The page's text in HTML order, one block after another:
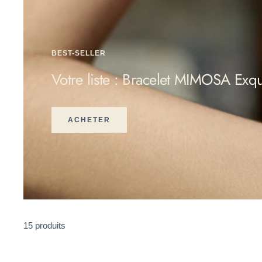
BEST-SELLER
Votre liste : Bracelet MIMOSA
ACHETER
15 produits